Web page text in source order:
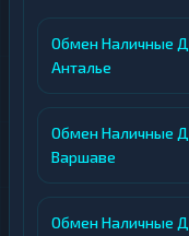
Обмен Наличные
Анталье
Обмен Наличные
Варшаве
Обмен Наличные